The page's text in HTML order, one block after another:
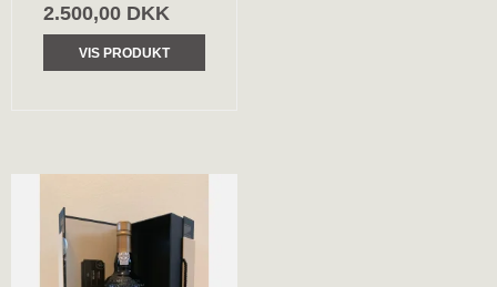
2.500,00 DKK
VIS PRODUKT